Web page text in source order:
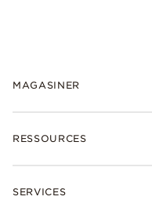
MAGASINER
RESSOURCES
SERVICES